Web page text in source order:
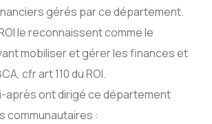
gérés par ce département.
le reconnaissent comme le
mobiliser et gérer les finances et
cfr art 110 du ROI.
après ont dirigé ce département
communautaires :